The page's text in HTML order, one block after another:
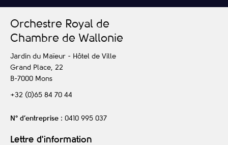
Orchestre Royal de
Chambre de Wallonie
Jardin du Maïeur - Hôtel de Ville
Grand Place, 22
B-7000 Mons
+32 (0)65 84 70 44
N° d’entreprise : 0410 995 037
Lettre d'information